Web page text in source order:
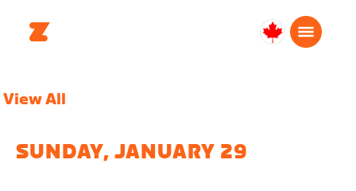
Canada
View All
SUNDAY, JANUARY 29